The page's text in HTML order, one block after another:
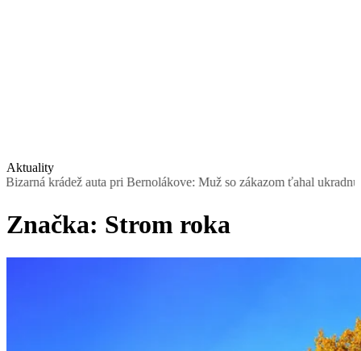
Aktuality
krádež auta pri Bernolákove: Muž so zákazom ťahal ukradnutý
Značka: Strom roka